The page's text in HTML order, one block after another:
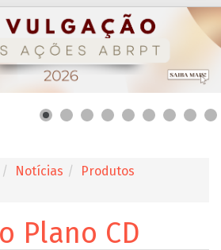
Notícias
Produtos
Plano CD